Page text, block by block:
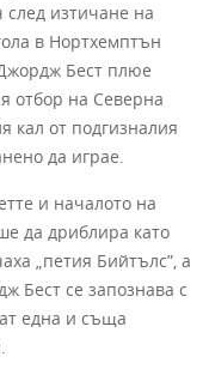
изтичане на
в Нортхемптън
Бест плюе
отбор на Северна
от подгизналия
да играе.
и началото на
да дриблира като
„петия Бийтълс”, а
Бест се запознава с
една и съща